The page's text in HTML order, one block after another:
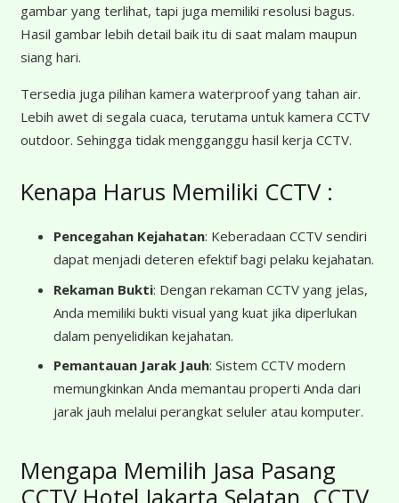
gambar yang terlihat, tapi juga memiliki resolusi bagus.
Hasil gambar lebih detail baik itu di saat malam maupun
siang hari.
Tersedia juga pilihan kamera waterproof yang tahan air.
Lebih awet di segala cuaca, terutama untuk kamera CCTV
outdoor. Sehingga tidak mengganggu hasil kerja CCTV.
Kenapa Harus Memiliki CCTV :
Pencegahan Kejahatan: Keberadaan CCTV sendiri
dapat menjadi deteren efektif bagi pelaku kejahatan.
Rekaman Bukti: Dengan rekaman CCTV yang jelas,
Anda memiliki bukti visual yang kuat jika diperlukan
dalam penyelidikan kejahatan.
Pemantauan Jarak Jauh: Sistem CCTV modern
memungkinkan Anda memantau properti Anda dari
jarak jauh melalui perangkat seluler atau komputer.
Mengapa Memilih Jasa Pasang
CCTV Hotel Jakarta Selatan, CCTV